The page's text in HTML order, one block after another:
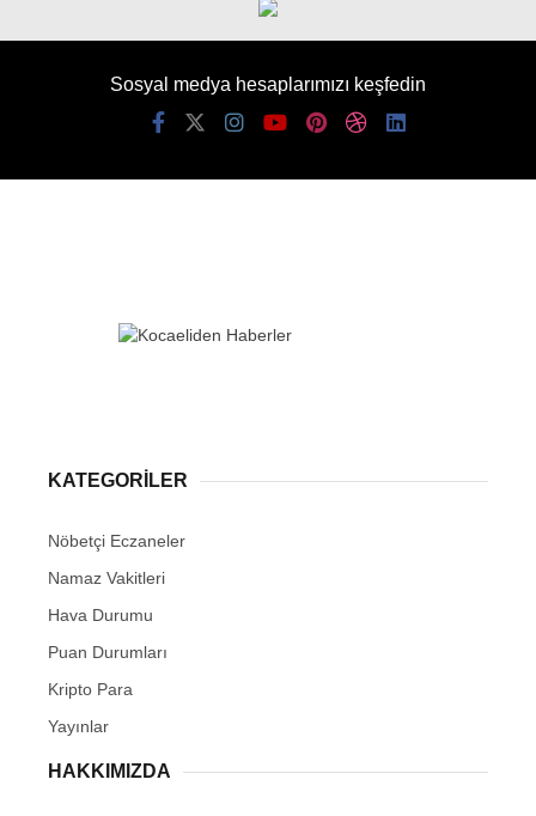
Sosyal medya hesaplarımızı keşfedin
KATEGORİLER
Nöbetçi Eczaneler
Namaz Vakitleri
Hava Durumu
Puan Durumları
Kripto Para
Yayınlar
HAKKIMIZDA